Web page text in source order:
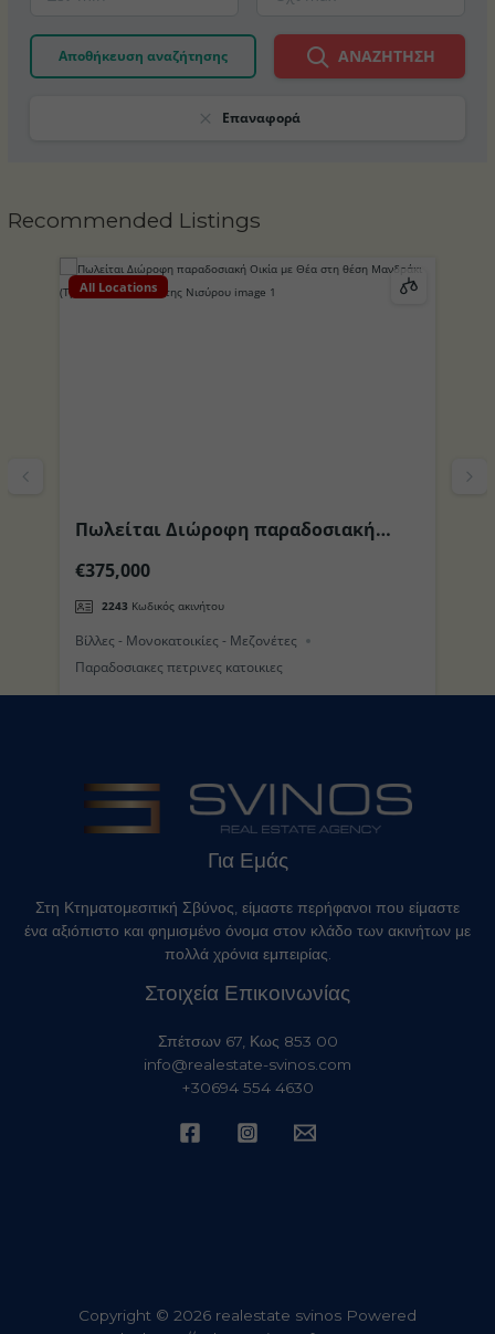
Αποθήκευση αναζήτησης ΑΝΑΖΉΤΗΣΗ
Επαναφορά
Recommended Listings
All Locations
Πωλείται Διώροφη παραδοσιακή
(Τρούλος) στο Νησί της Νισύρου
€375,000
2243 Κωδικός ακινήτου
Βίλλες - Μονοκατοικίες - Μεζονέτες
Παραδοσιακες πετρινες κατοικιες
Για Εμάς
Στη Κτηματομεσιτική Σβύνος, είμαστε περήφανοι που είμαστε
ένα αξιόπιστο και φημισμένο όνομα στον κλάδο των ακινήτων με
πολλά χρόνια εμπειρίας.
Στοιχεία Επικοινωνίας
Σπέτσων 67, Κως 853 00
info@realestate-svinos.com
+30694 554 4630
Copyright © 2026 realestate svinos Powered